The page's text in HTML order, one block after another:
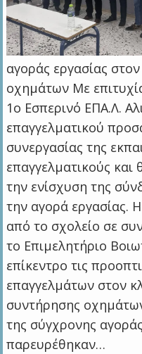
αγοράς εργασίας
οχημάτων Με
1ο Εσπερινό ΕΠΑ.Λ.
επαγγελματικού
συνεργασίας της
επαγγελματικούς και
την ενίσχυση της
την αγορά εργασίας.
από το σχολείο σε
το Επιμελητήριο
επίκεντρο τις
επαγγελμάτων στον
συντήρησης
της σύγχρονης
παρευρέθηκαν…